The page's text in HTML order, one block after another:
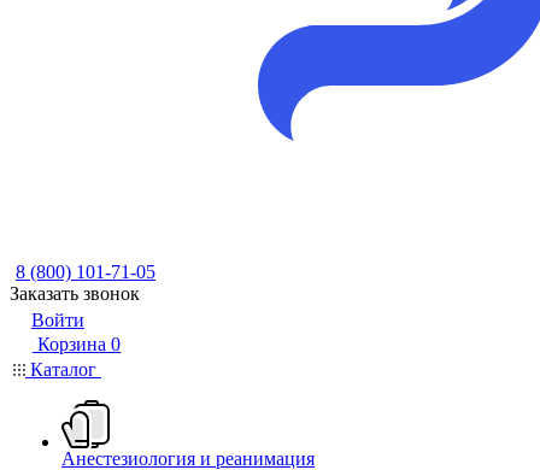
8 (800) 101-71-05
Заказать звонок
Войти
Корзина 0
Каталог
Анестезиология и реанимация